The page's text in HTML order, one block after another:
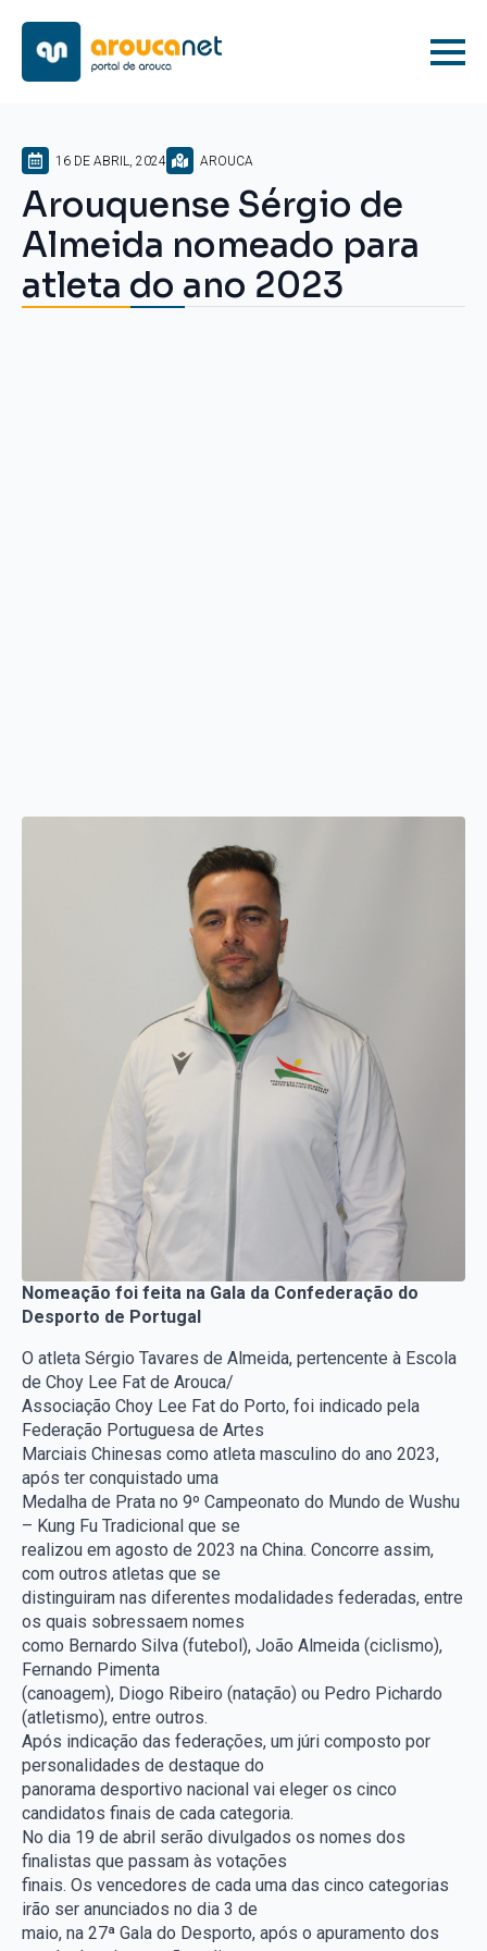
16 DE ABRIL, 2024 AROUCA
Arouquense Sérgio de
Almeida nomeado para
atleta do ano 2023
Nomeação foi feita na Gala da Confederação do
Desporto de Portugal
O atleta Sérgio Tavares de Almeida, pertencente à Escola
de Choy Lee Fat de Arouca/
Associação Choy Lee Fat do Porto, foi indicado pela
Federação Portuguesa de Artes
Marciais Chinesas como atleta masculino do ano 2023,
após ter conquistado uma
Medalha de Prata no 9º Campeonato do Mundo de Wushu
– Kung Fu Tradicional que se
realizou em agosto de 2023 na China. Concorre assim,
com outros atletas que se
distinguiram nas diferentes modalidades federadas, entre
os quais sobressaem nomes
como Bernardo Silva (futebol), João Almeida (ciclismo),
Fernando Pimenta
(canoagem), Diogo Ribeiro (natação) ou Pedro Pichardo
(atletismo), entre outros.
Após indicação das federações, um júri composto por
personalidades de destaque do
panorama desportivo nacional vai eleger os cinco
candidatos finais de cada categoria.
No dia 19 de abril serão divulgados os nomes dos
finalistas que passam às votações
finais. Os vencedores de cada uma das cinco categorias
irão ser anunciados no dia 3 de
maio, na 27ª Gala do Desporto, após o apuramento dos